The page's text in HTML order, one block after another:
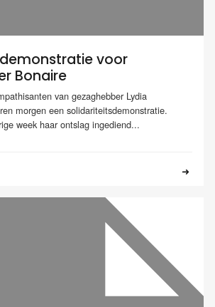
voor
Bonaire
van gezaghebber Lydia
morgen een solidariteitsdemonstratie.
week haar ontslag ingediend...